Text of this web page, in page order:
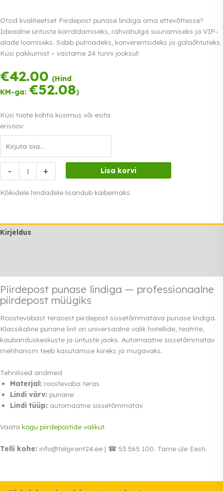
Otsid kvaliteetset Piirdepost punase lindiga oma ettevõttesse?
Ideaalne ürituste korraldamiseks, rahvahulga suunamiseks ja VIP-
alade loomiseks. Sobib pulmadeks, konverentsideks ja galaõhtuteks.
Küsi pakkumist – vastame 24 tunni jooksul!
€42.00 (Hind
KM-ga: €52.08)
Küsi toote kohta küsimus või esita
erisoov:
-
punase
lindiga
+ Lisa korvi
Kõikidele hindadele lisandub käibemaks.
Kirjeldus
Piirdepost punase lindiga — professionaalne
piirdepost müügiks
Roostevabast terasest piirdepost sissetõmmatava punase lindiga.
Klassikaline punane lint on universaalne valik hotellide, teatrite,
kaubanduskeskuste ja ürituste jaoks. Automaatne sissetõmmatav
mehhanism teeb kasutamise kiireks ja mugavaks.
Tehnilised andmed
Materjal: roostevaba teras
Lindi värv: punane
Lindi tüüp: automaatne sissetõmmatav
Vaata kogu piirdepostide valikut.
Telli kohe: info@telgirent24.ee | ☎ 53 565 100. Tarne üle Eesti.